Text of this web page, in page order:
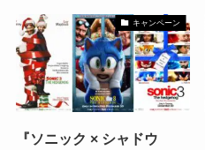
キャンペーン
『ソニック × シャドウ